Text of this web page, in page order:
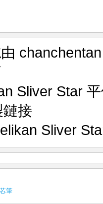
Sliver Star
鏈接
Sliver
筆